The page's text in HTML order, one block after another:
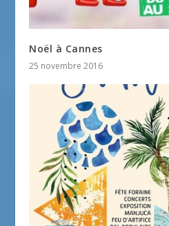
Noël à Cannes
25 novembre 2016